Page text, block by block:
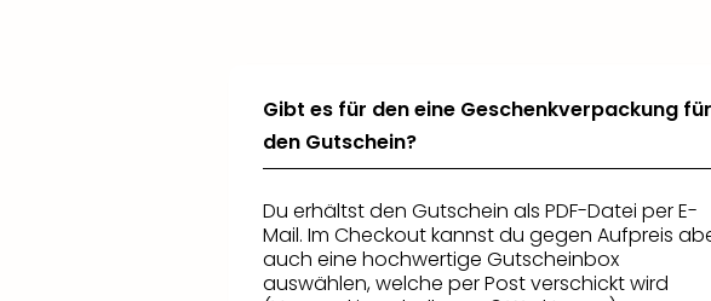
Gibt es für den eine Geschenkverpackung für
den Gutschein?
Du erhältst den Gutschein als PDF-Datei per E-
Mail. Im Checkout kannst du gegen Aufpreis
auch eine hochwertige Gutscheinbox
auswählen, welche per Post verschickt wird